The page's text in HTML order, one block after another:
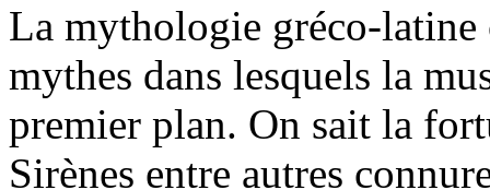
La mythologie gréco-latine
mythes dans lesquels la
premier plan. On sait la
Sirènes entre autres